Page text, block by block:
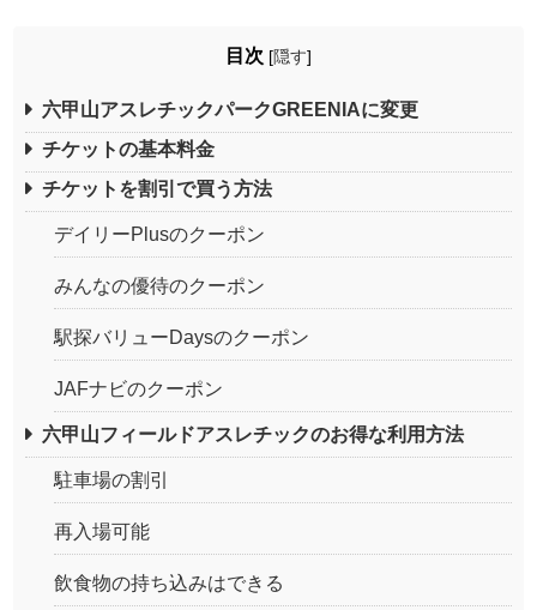
目次 [隠す]
六甲山アスレチックパークGREENIAに変更
チケットの基本料金
チケットを割引で買う方法
デイリーPlusのクーポン
みんなの優待のクーポン
駅探バリューDaysのクーポン
JAFナビのクーポン
六甲山フィールドアスレチックのお得な利用方法
駐車場の割引
再入場可能
飲食物の持ち込みはできる